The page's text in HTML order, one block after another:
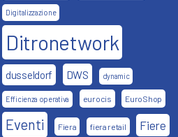
Digitalizzazione
Ditronetwork
dusseldorf DWS dynamic
Efficienza operativa eurocis EuroShop
Eventi Fiera fiera retail Fiere